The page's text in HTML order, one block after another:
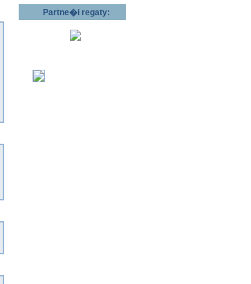
Partne�i regaty: